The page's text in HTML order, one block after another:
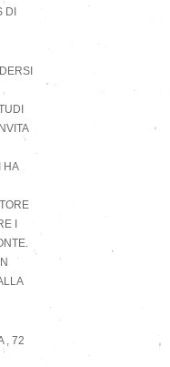
DI
HA
I
, 72